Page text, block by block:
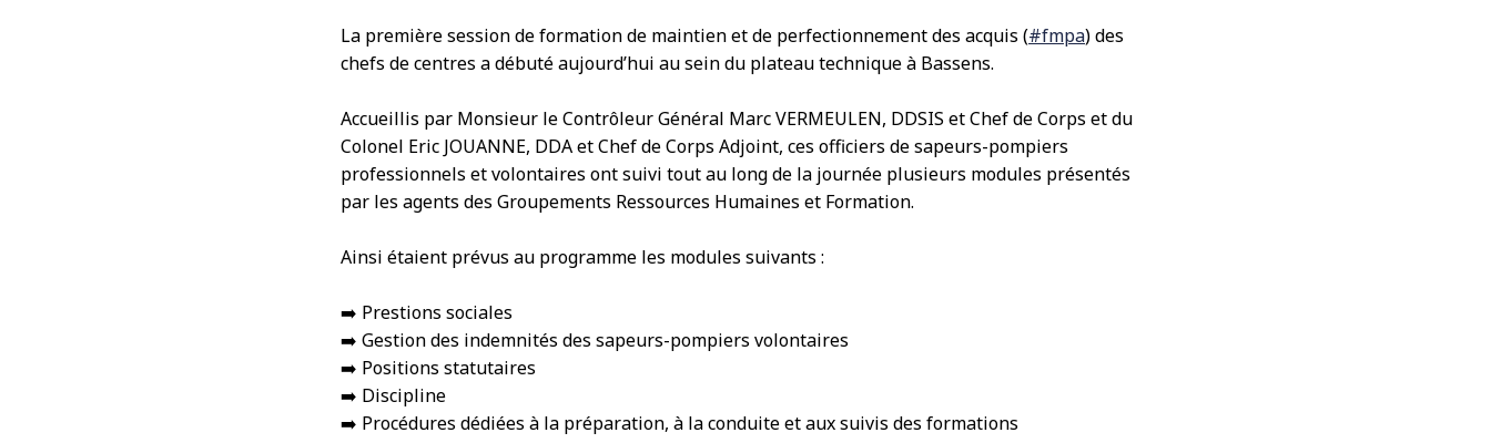
La première session de formation de maintien et de perfectionnement des acquis (#fmpa) des
chefs de centres a débuté aujourd’hui au sein du plateau technique à Bassens.
Accueillis par Monsieur le Contrôleur Général Marc VERMEULEN, DDSIS et Chef de Corps et du
Colonel Eric JOUANNE, DDA et Chef de Corps Adjoint, ces officiers de sapeurs-pompiers
professionnels et volontaires ont suivi tout au long de la journée plusieurs modules présentés
par les agents des Groupements Ressources Humaines et Formation.
Ainsi étaient prévus au programme les modules suivants :
➡️ Prestions sociales
➡️ Gestion des indemnités des sapeurs-pompiers volontaires
➡️ Positions statutaires
➡️ Discipline
➡️ Procédures dédiées à la préparation, à la conduite et aux suivis des formations